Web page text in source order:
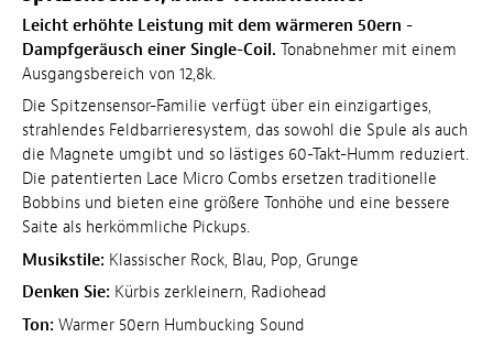
Leicht erhöhte Leistung mit dem wärmeren 50ern -
Dampfgeräusch einer Single-Coil. Tonabnehmer mit einem
Ausgangsbereich von 12,8k.
Die Spitzensensor-Familie verfügt über ein einzigartiges,
strahlendes Feldbarrieresystem, das sowohl die Spule als auch
die Magnete umgibt und so lästiges 60-Takt-Humm reduziert.
Die patentierten Lace Micro Combs ersetzen traditionelle
Bobbins und bieten eine größere Tonhöhe und eine bessere
Saite als herkömmliche Pickups.
Musikstile: Klassischer Rock, Blau, Pop, Grunge
Denken Sie: Kürbis zerkleinern, Radiohead
Ton: Warmer 50ern Humbucking Sound